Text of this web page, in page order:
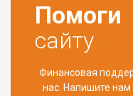
Помоги
сайту
Финансовая
нас. Напишите нам